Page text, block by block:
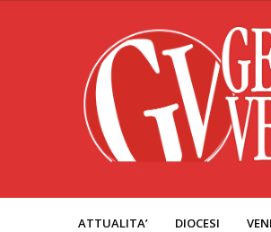
ATTUALITA’ DIOCESI